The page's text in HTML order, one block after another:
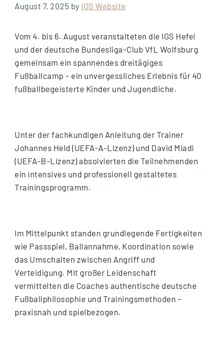
August 7, 2025 by IGS Website
Vom 4. bis 6. August veranstalteten die IGS Hefei
und der deutsche Bundesliga-Club VfL Wolfsburg
gemeinsam ein spannendes dreitägiges
Fußballcamp – ein unvergessliches Erlebnis für 40
fußballbegeisterte Kinder und Jugendliche.
Unter der fachkundigen Anleitung der Trainer
Johannes Held (UEFA-A-Lizenz) und David Miadi
(UEFA-B-Lizenz) absolvierten die Teilnehmenden
ein intensives und professionell gestaltetes
Trainingsprogramm.
Im Mittelpunkt standen grundlegende Fertigkeiten
wie Passspiel, Ballannahme, Koordination sowie
das Umschalten zwischen Angriff und
Verteidigung. Mit großer Leidenschaft
vermittelten die Coaches authentische deutsche
Fußballphilosophie und Trainingsmethoden –
praxisnah und spielbezogen.